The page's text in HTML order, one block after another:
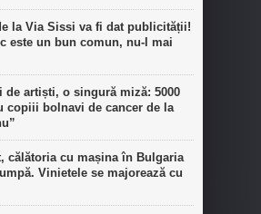
la Via Sissi va fi dat publicității!
este un bun comun, nu-l mai
de artiști, o singură miză: 5000
copiii bolnavi de cancer de la
călătoria cu mașina în Bulgaria
Vinietele se majorează cu